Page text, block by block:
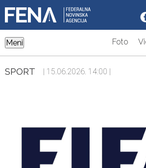
Meni Foto
SPORT | 15.06.2026. 14:00 |